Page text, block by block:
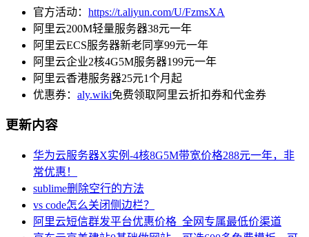
官方活动： https://t.aliyun.com/U/FzmsXA
阿里云200M轻量服务器38元一年
阿里云ECS服务器新老同享99元一年
阿里云企业2核4G5M服务器199元一年
阿里云香港服务器25元1个月起
优惠券： aly.wiki免费领取阿里云折扣券和代金券
更新内容
华为云服务器X实例-4核8G5M带宽价格288元一年，非
常优惠！
sublime删除空行的方法
vs code怎么关闭侧边栏？
阿里云短信群发平台优惠价格_全网专属最低价渠道